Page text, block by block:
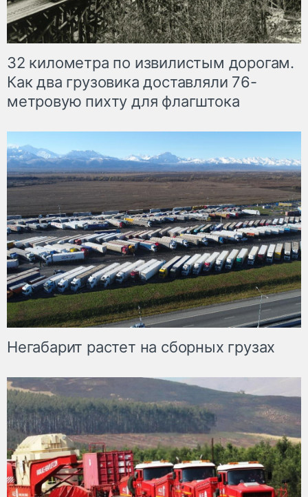
32 километра по извилистым дорогам.
Как два грузовика доставляли 76-
метровую пихту для флагштока
Негабарит растет на сборных грузах